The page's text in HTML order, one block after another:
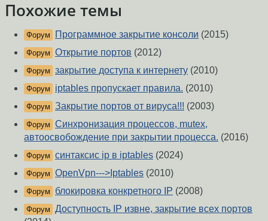
Похожие темы
Форум Программное закрытие консоли (2015)
Форум Открытие портов (2012)
Форум закрытие доступа к интернету (2010)
Форум iptables пропускает правила. (2010)
Форум Закрытие портов от вируса!!! (2003)
Форум Синхронизация процессов, mutex,
автоосвобождение при закрытии процесса. (2016)
Форум синтаксис ip в iptables (2024)
Форум OpenVpn--->Iptables (2010)
Форум блокировка конкретного IP (2008)
Форум Доступность IP извне, закрытие всех портов